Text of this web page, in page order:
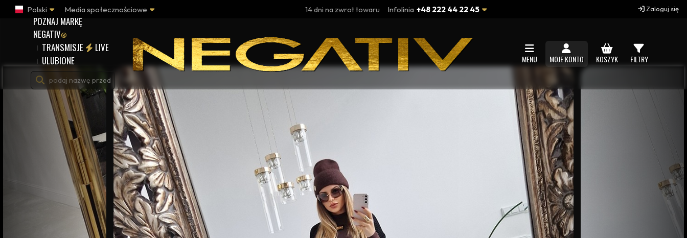
Polski Media społecznościowe 14 dni na zwrot towaru Infolinia +48 222 44 22 45 Zaloguj się
POZNAJ MARKĘ
NEGATIV®
TRANSMISJE
LIVE
ULUBIONE
MENU MOJE KONTO KOSZYK FILTRY